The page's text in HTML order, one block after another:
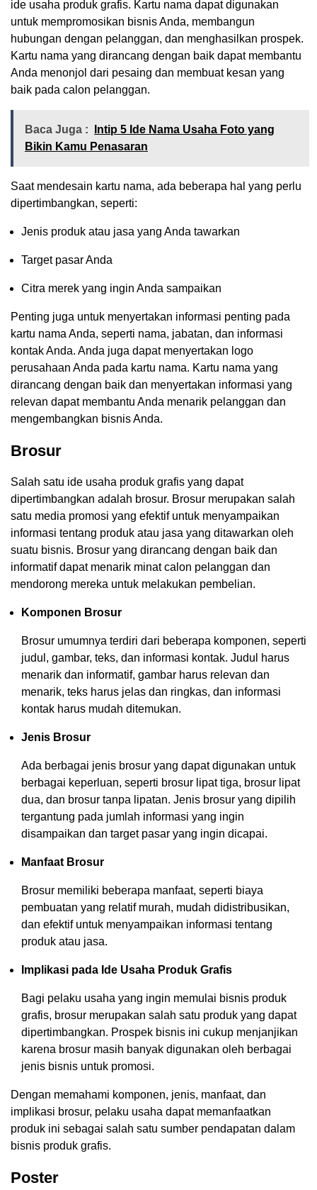
ide usaha produk grafis. Kartu nama dapat digunakan
untuk mempromosikan bisnis Anda, membangun
hubungan dengan pelanggan, dan menghasilkan prospek.
Kartu nama yang dirancang dengan baik dapat membantu
Anda menonjol dari pesaing dan membuat kesan yang
baik pada calon pelanggan.
Baca Juga :
Intip 5 Ide Nama Usaha Foto yang
Bikin Kamu Penasaran
Saat mendesain kartu nama, ada beberapa hal yang perlu
dipertimbangkan, seperti:
Jenis produk atau jasa yang Anda tawarkan
Target pasar Anda
Citra merek yang ingin Anda sampaikan
Penting juga untuk menyertakan informasi penting pada
kartu nama Anda, seperti nama, jabatan, dan informasi
kontak Anda. Anda juga dapat menyertakan logo
perusahaan Anda pada kartu nama. Kartu nama yang
dirancang dengan baik dan menyertakan informasi yang
relevan dapat membantu Anda menarik pelanggan dan
mengembangkan bisnis Anda.
Brosur
Salah satu ide usaha produk grafis yang dapat
dipertimbangkan adalah brosur. Brosur merupakan salah
satu media promosi yang efektif untuk menyampaikan
informasi tentang produk atau jasa yang ditawarkan oleh
suatu bisnis. Brosur yang dirancang dengan baik dan
informatif dapat menarik minat calon pelanggan dan
mendorong mereka untuk melakukan pembelian.
Komponen Brosur
Brosur umumnya terdiri dari beberapa komponen, seperti
judul, gambar, teks, dan informasi kontak. Judul harus
menarik dan informatif, gambar harus relevan dan
menarik, teks harus jelas dan ringkas, dan informasi
kontak harus mudah ditemukan.
Jenis Brosur
Ada berbagai jenis brosur yang dapat digunakan untuk
berbagai keperluan, seperti brosur lipat tiga, brosur lipat
dua, dan brosur tanpa lipatan. Jenis brosur yang dipilih
tergantung pada jumlah informasi yang ingin
disampaikan dan target pasar yang ingin dicapai.
Manfaat Brosur
Brosur memiliki beberapa manfaat, seperti biaya
pembuatan yang relatif murah, mudah didistribusikan,
dan efektif untuk menyampaikan informasi tentang
produk atau jasa.
Implikasi pada Ide Usaha Produk Grafis
Bagi pelaku usaha yang ingin memulai bisnis produk
grafis, brosur merupakan salah satu produk yang dapat
dipertimbangkan. Prospek bisnis ini cukup menjanjikan
karena brosur masih banyak digunakan oleh berbagai
jenis bisnis untuk promosi.
Dengan memahami komponen, jenis, manfaat, dan
implikasi brosur, pelaku usaha dapat memanfaatkan
produk ini sebagai salah satu sumber pendapatan dalam
bisnis produk grafis.
Poster